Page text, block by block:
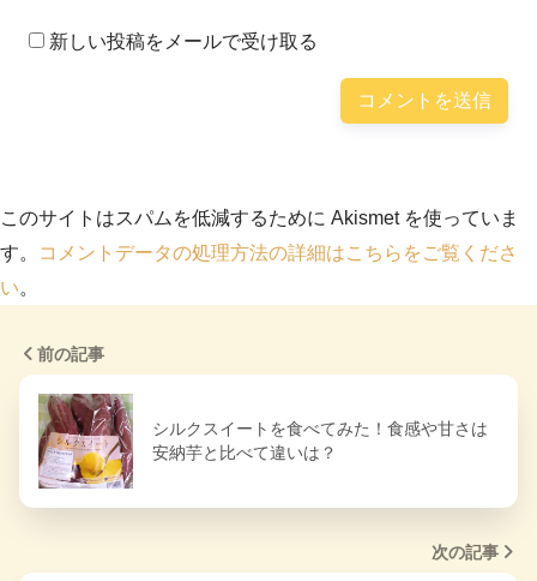
新しい投稿をメールで受け取る
このサイトはスパムを低減するために Akismet を使っていま
す。
コメントデータの処理方法の詳細はこちらをご覧くださ
い。
前の記事
シルクスイートを食べてみた！食感や甘さは
安納芋と比べて違いは？
次の記事